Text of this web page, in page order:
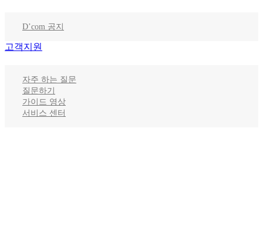
D’com 공지
고객지원
자주 하는 질문
질문하기
가이드 영상
서비스 센터